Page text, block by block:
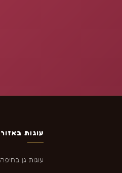
עוגות באזור
עוגות גן בחיפה